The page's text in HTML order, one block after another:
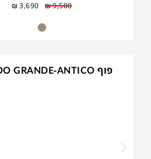
₪9,500
₪3,690
פוף TATTOO GRANDE-ANTICO